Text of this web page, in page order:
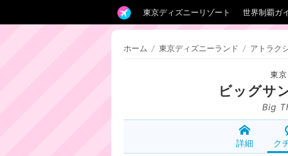
東京ディズニーリゾート 世界制覇ガ
ホーム / 東京ディズニーランド / アトラク
東
ビッグサ
Big
詳細 ク